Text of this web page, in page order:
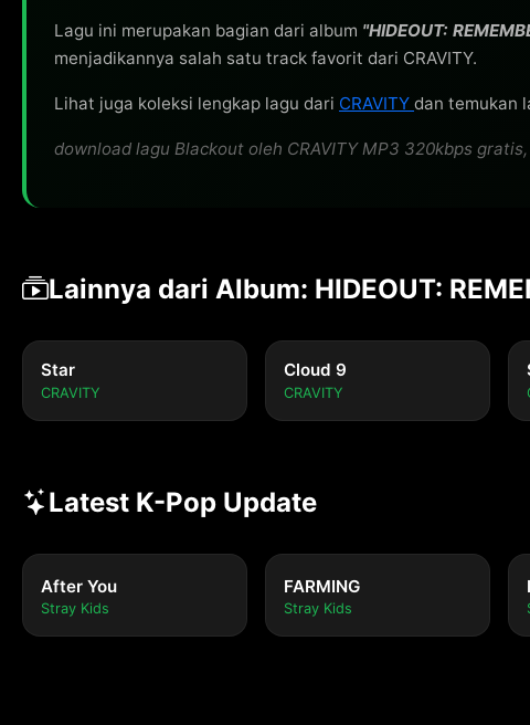
Lagu ini merupakan bagian dari album "HIDEOUT:
menjadikannya salah satu track favorit dari CRAVITY.
Lihat juga koleksi lengkap lagu dari CRAVITY dan temukan
download lagu Blackout oleh CRAVITY MP3 320kbps
Lainnya dari Album: HIDEOUT:
Star
CRAVITY
Cloud 9
CRAVITY
Latest K-Pop Update
After You
Stray Kids
FARMING
Stray Kids